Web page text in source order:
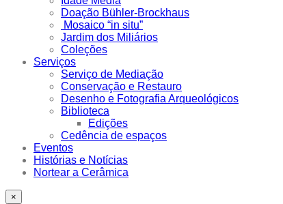
Doação Bühler-Brockhaus
Mosaico “in situ”
Jardim dos Miliários
Coleções
Serviços
Serviço de Mediação
Conservação e Restauro
Desenho e Fotografia Arqueológicos
Biblioteca
Edições
Cedência de espaços
Eventos
Histórias e Notícias
Nortear a Cerâmica
×